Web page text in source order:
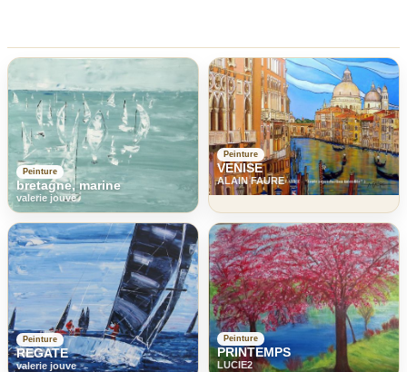
Peinture
bretagne, marine
valerie jouve
Peinture
VENISE
ALAIN FAURE
Peinture
REGATE
valerie jouve
Peinture
PRINTEMPS
LUCIE2